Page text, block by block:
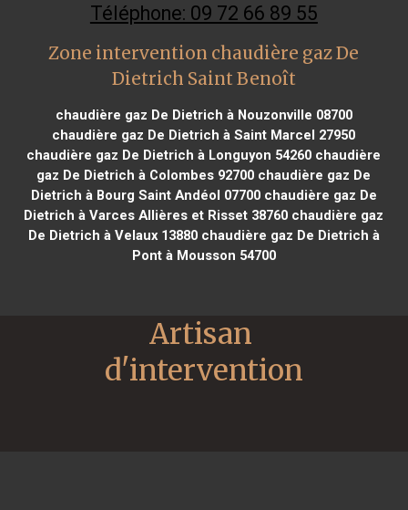
Téléphone: 09 72 66 89 55
Zone intervention chaudière gaz De
Dietrich Saint Benoît
chaudière gaz De Dietrich à Nouzonville 08700
chaudière gaz De Dietrich à Saint Marcel 27950
chaudière gaz De Dietrich à Longuyon 54260 chaudière
gaz De Dietrich à Colombes 92700 chaudière gaz De
Dietrich à Bourg Saint Andéol 07700chaudière gaz De
Dietrich à Varces Allières et Risset 38760 chaudière gaz
De Dietrich à Velaux 13880chaudière gaz De Dietrich à
Pont à Mousson 54700
Artisan
d'intervention